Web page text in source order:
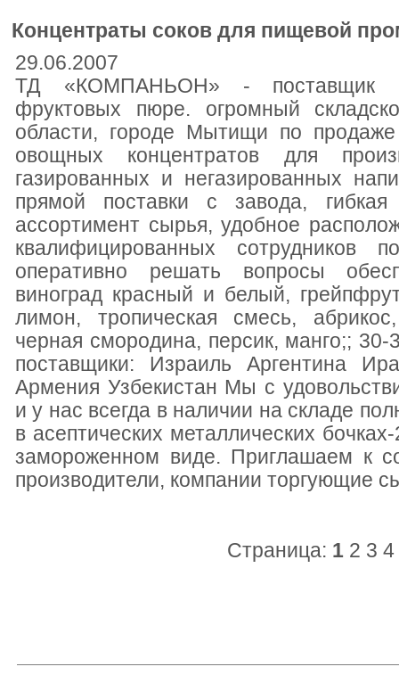
Концентраты соков для пищевой
29.06.2007
ТД «КОМПАНЬОН» - поставщик
фруктовых пюре. огромный
области, городе Мытищи по
овощных концентратов для
газированных и негазированных
прямой поставки с завода,
ассортимент сырья, удобное
квалифицированных сотрудников
оперативно решать вопросы
виноград красный и белый,
лимон, тропическая смесь,
черная смородина, персик, манго;;
поставщики: Израиль Аргентина
Армения Узбекистан Мы с
и у нас всегда в наличии на складе
в асептических металлических
замороженном виде. Приглашаем к
производители, компании торгующие
Страница: 1 2 3 4